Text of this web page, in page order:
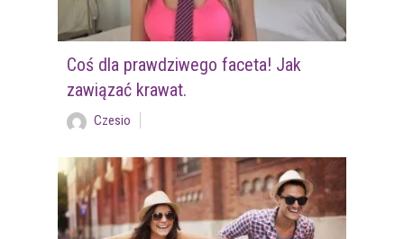
Coś dla prawdziwego faceta! Jak
zawiązać krawat.
Czesio